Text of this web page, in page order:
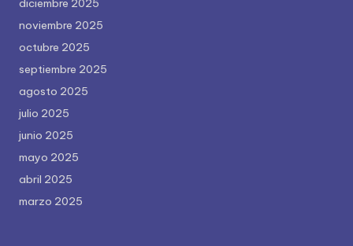
diciembre 2025
noviembre 2025
octubre 2025
septiembre 2025
agosto 2025
julio 2025
junio 2025
mayo 2025
abril 2025
marzo 2025